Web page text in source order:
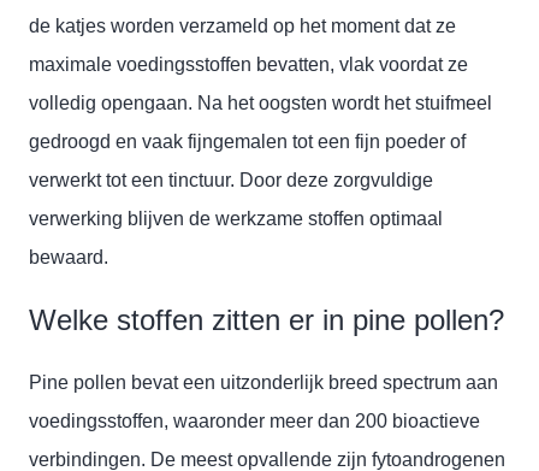
de katjes worden verzameld op het moment dat ze
maximale voedingsstoffen bevatten, vlak voordat ze
volledig opengaan. Na het oogsten wordt het stuifmeel
gedroogd en vaak fijngemalen tot een fijn poeder of
verwerkt tot een tinctuur. Door deze zorgvuldige
verwerking blijven de werkzame stoffen optimaal
bewaard.
Welke stoffen zitten er in pine pollen?
Pine pollen bevat een uitzonderlijk breed spectrum aan
voedingsstoffen, waaronder meer dan 200 bioactieve
verbindingen. De meest opvallende zijn fytoandrogenen